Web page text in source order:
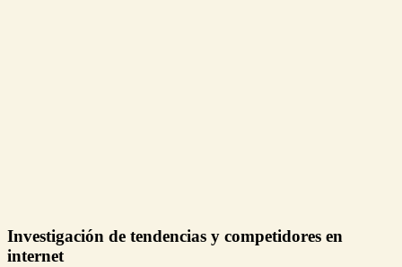
Investigación de tendencias y competidores en
internet